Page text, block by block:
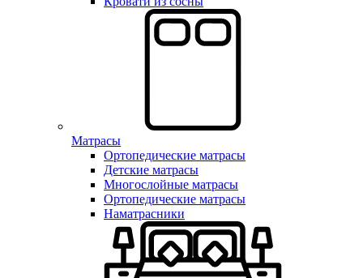
Матрасы
Ортопедические матрасы
Детские матрасы
Многослойные матрасы
Ортопедические матрасы
Наматрасники